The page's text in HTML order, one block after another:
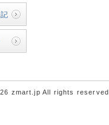
zmart.jp All rights reserved.